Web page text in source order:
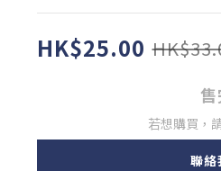
HK$25.00
若想購買，
聯絡